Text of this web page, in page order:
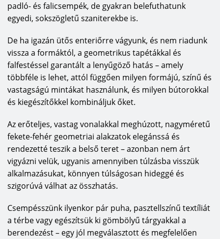
padló- és falicsempék, de gyakran belefuthatunk
egyedi, sokszögletű szaniterekbe is.
De ha igazán ütős enteriőrre vágyunk, és nem riadunk
vissza a formáktól, a geometrikus tapétákkal és
falfestéssel garantált a lenyűgöző hatás – amely
többféle is lehet, attól függően milyen formájú, színű és
vastagságú mintákat használunk, és milyen bútorokkal
és kiegészítőkkel kombináljuk őket.
Az erőteljes, vastag vonalakkal meghúzott, nagyméretű
fekete-fehér geometriai alakzatok elegánssá és
rendezetté teszik a belső teret – azonban nem árt
vigyázni velük, ugyanis amennyiben túlzásba visszük
alkalmazásukat, könnyen túlságosan hideggé és
szigorúvá válhat az összhatás.
Csempésszünk ilyenkor pár puha, pasztellszínű textíliát
a térbe vagy egészítsük ki gömbölyű tárgyakkal a
berendezést – egy jól megválasztott és megfelelően